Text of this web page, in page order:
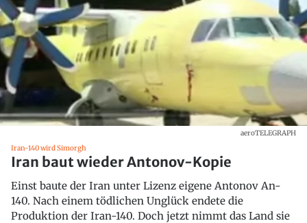
aeroTELEGRAPH
Iran-140 wird Simorgh
Iran baut wieder Antonov-Kopie
Einst baute der Iran unter Lizenz eigene Antonov An-
140. Nach einem tödlichen Unglück endete die
Produktion der Iran-140. Doch jetzt nimmt das Land sie